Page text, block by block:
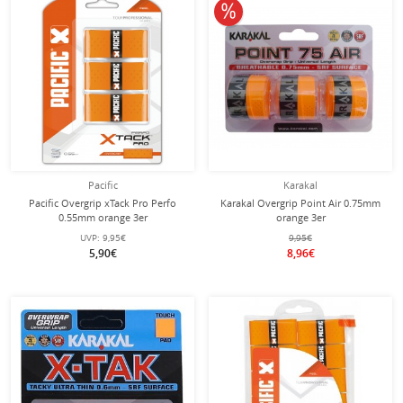
Pacific
Pacific Overgrip xTack Pro Perfo
0.55mm orange 3er
UVP: 9,95€
5,90€
Karakal
Karakal Overgrip Point Air 0.75mm
orange 3er
9,95€
8,96€
10% reduziert